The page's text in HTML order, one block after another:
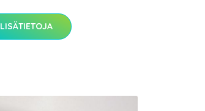
LISÄTIETOJA